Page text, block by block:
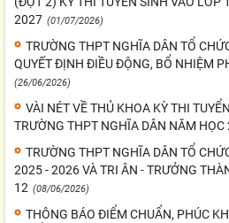
2027 (01/07/2026)
TRƯỜNG THPT NGHĨA DÂN TỔ
QUYẾT ĐỊNH ĐIỀU ĐỘNG, BỔ NHIỆM
(26/06/2026)
VÀI NÉT VỀ THỦ KHOA KỲ THI
TRƯỜNG THPT NGHĨA DÂN NĂM
TRƯỜNG THPT NGHĨA DÂN TỔ
2025 - 2026 VÀ TRI ÂN - TRƯỞNG
12 (08/06/2026)
THÔNG BÁO ĐIỂM CHUẨN, PHÚC